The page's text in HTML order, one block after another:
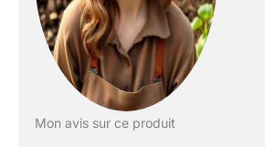
Mon avis sur ce produit